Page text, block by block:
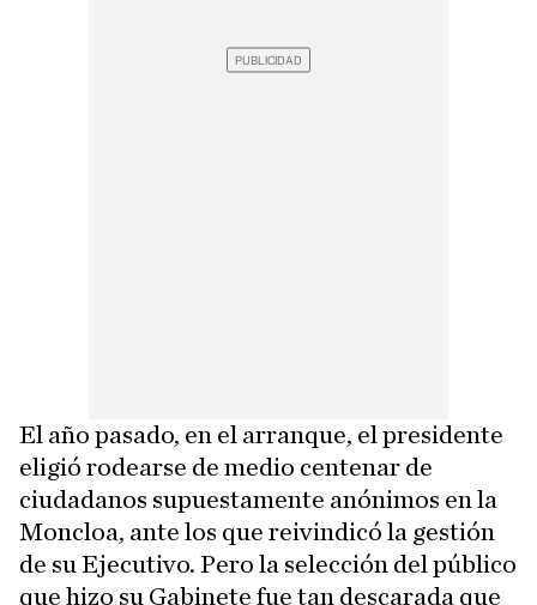
El año pasado, en el arranque, el presidente
eligió rodearse de medio centenar de
ciudadanos supuestamente anónimos en la
Moncloa, ante los que reivindicó la gestión
de su Ejecutivo. Pero la selección del público
que hizo su Gabinete fue tan descarada que